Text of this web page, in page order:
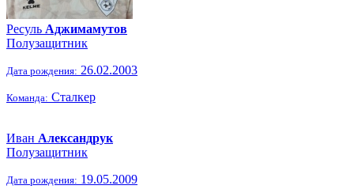
Ресуль Аджимамутов
Полузащитник
Дата рождения: 26.02.2003
Команда: Сталкер
Иван Александрук
Полузащитник
Дата рождения: 19.05.2009